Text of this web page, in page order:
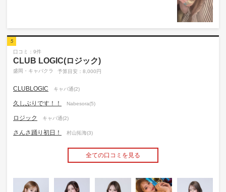
5
口コミ：9件
CLUB LOGIC(ロジック)
盛岡・キャバクラ 予算目安：8,000円
CLUBLOGIC キャバ通(2)
久しぶりです！！ Nabesora(5)
ロジック キャバ通(2)
さんさ踊り初日！ 村山拓海(3)
全ての口コミを見る